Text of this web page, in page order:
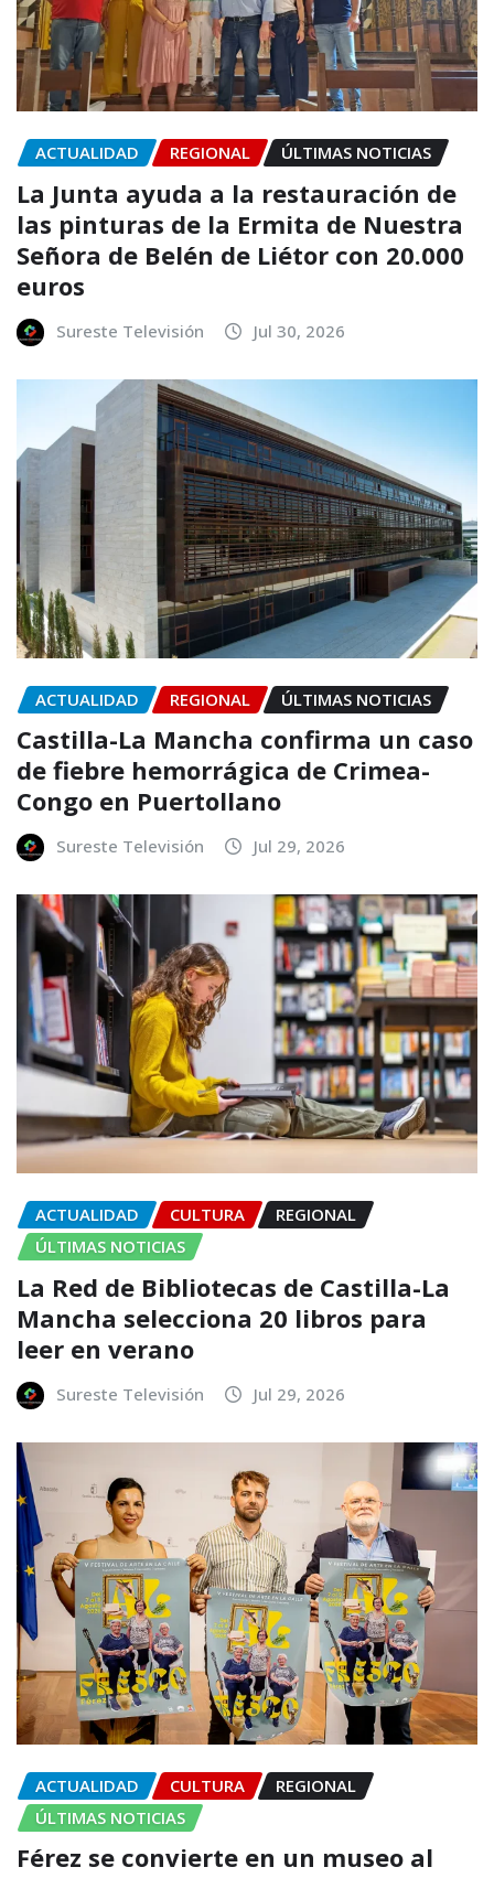
ACTUALIDAD REGIONAL ÚLTIMAS NOTICIAS
La Junta ayuda a la restauración de
las pinturas de la Ermita de Nuestra
Señora de Belén de Liétor con 20.000
euros
Sureste Televisión Jul 30, 2026
ACTUALIDAD REGIONAL ÚLTIMAS NOTICIAS
Castilla-La Mancha confirma un caso
de fiebre hemorrágica de Crimea-
Congo en Puertollano
Sureste Televisión Jul 29, 2026
ACTUALIDAD CULTURA
REGIONAL
ÚLTIMAS NOTICIAS
La Red de Bibliotecas de Castilla-La
Mancha selecciona 20 libros para
leer en verano
Sureste Televisión Jul 29, 2026
ACTUALIDAD CULTURA
REGIONAL
ÚLTIMAS NOTICIAS
Férez se convierte en un museo al